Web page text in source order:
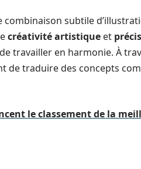
combinaison subtile
créativité artistique et
travailler en harmonie. À
de traduire des concepts
le classement de la